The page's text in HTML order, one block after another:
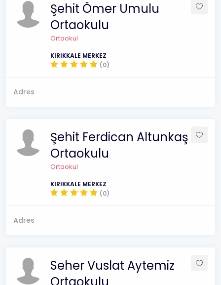
Şehit Ömer Umulu
Ortaokulu
Ortaokul
KIRIKKALE MERKEZ
(0)
Adres
Şehit Ferdican Altunkaş
Ortaokulu
Ortaokul
KIRIKKALE MERKEZ
(0)
Adres
Seher Vuslat Aytemiz